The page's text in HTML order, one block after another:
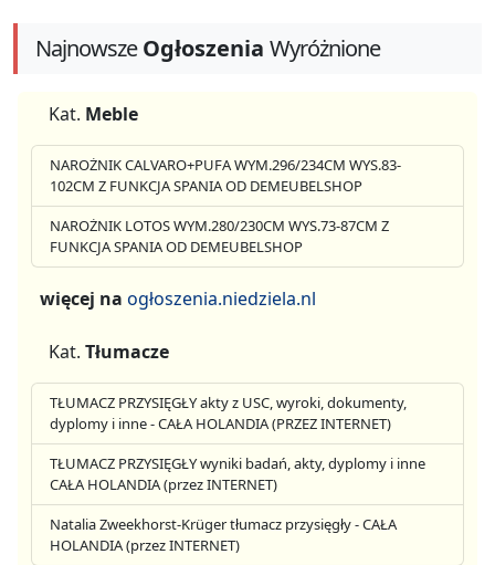
NajnowszeOgłoszenia Wyróżnione
Kat. Meble
NAROŻNIK CALVARO+PUFA WYM.296/234CM WYS.83-
102CM Z FUNKCJA SPANIA OD DEMEUBELSHOP
NAROŻNIK LOTOS WYM.280/230CM WYS.73-87CM Z
FUNKCJA SPANIA OD DEMEUBELSHOP
więcej na ogłoszenia.niedziela.nl
Kat. Tłumacze
TŁUMACZ PRZYSIĘGŁY akty z USC, wyroki, dokumenty,
dyplomy i inne - CAŁA HOLANDIA (PRZEZ INTERNET)
TŁUMACZ PRZYSIĘGŁY wyniki badań, akty, dyplomy i inne
CAŁA HOLANDIA (przez INTERNET)
Natalia Zweekhorst-Krüger tłumacz przysięgły - CAŁA
HOLANDIA (przez INTERNET)